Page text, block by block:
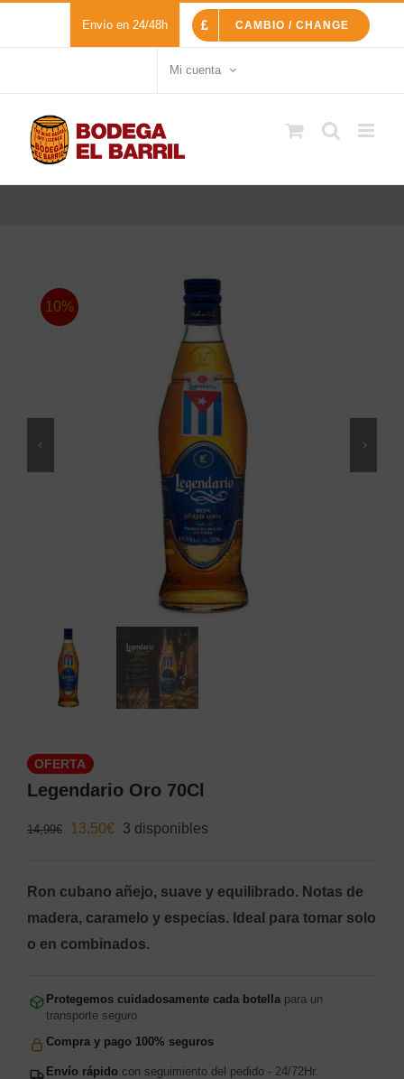
Envío en 24/48h CAMBIO / CHANGE
Mi cuenta
10%
OFERTA
Legendario Oro 70Cl
14,99€
El
13,50€ El3 disponibles
Ron cubano añejo, suave y equilibrado. Notas de
madera, caramelo y especias. Ideal para tomar solo
o en combinados.
Protegemos cuidadosamente cada botella para un
transporte seguro
Compra y pago 100% seguros
Envío rápido con seguimiento del pedido - 24/72Hr.